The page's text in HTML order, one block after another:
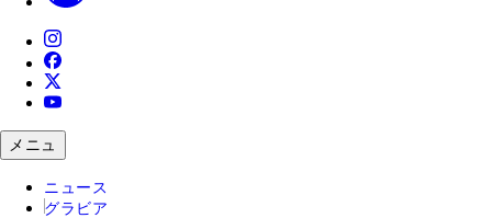
メニュ
ニュース
グラビア